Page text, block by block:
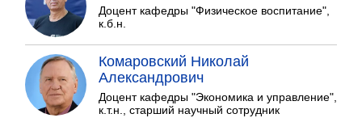
Доцент кафедры "Физическое воспитание",
к.б.н.
Комаровский Николай
Александрович
Доцент кафедры "Экономика и управление",
к.т.н., старший научный сотрудник